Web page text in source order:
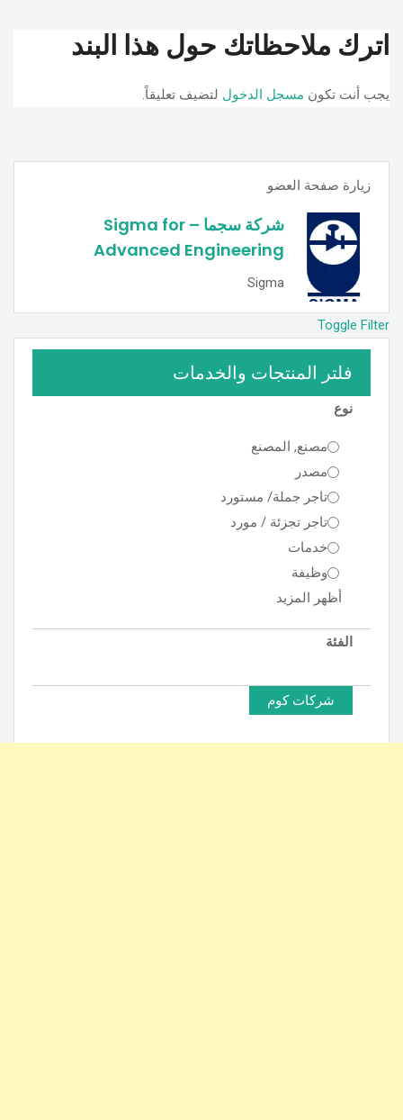
اترك ملاحظاتك حول هذا البند
يجب أنت تكون مسجل الدخول لتضيف تعليقاً.
زيارة صفحة العضو
شركة سجما – Sigma for
Advanced Engineering
Sigma
Toggle Filter
فلتر المنتجات والخدمات
نوع
مصنع, المصنع
مصدر
تاجر جملة/ مستورد
تاجر تجزئة / مورد
خدمات
وظيفة
أظهر المزيد
الفئة
شركات كوم